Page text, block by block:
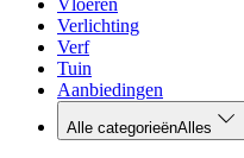
Vloeren
Verlichting
Verf
Tuin
Aanbiedingen
Alle categorieënAlles